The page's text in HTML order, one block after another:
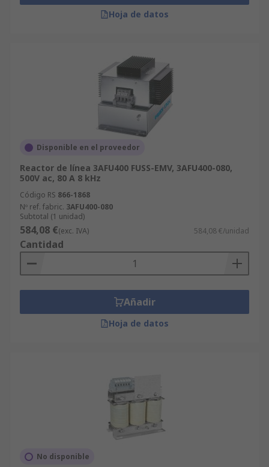
Hoja de datos
Disponible en el proveedor
Reactor de línea 3AFU400 FUSS-EMV, 3AFU400-080,
500V ac, 80 A 8 kHz
Código RS 866-1868
Nº ref. fabric. 3AFU400-080
Subtotal (1 unidad)
584,08 €(exc. IVA) 584,08 €/unidad
Cantidad
Añadir
Hoja de datos
No disponible